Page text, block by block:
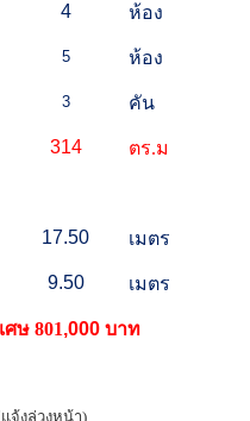
4 ห้อง
5 ห้อง
3 คัน
314 ตร.ม
17.50 เมตร
9.50 เมตร
ศษ 801,000 บาท
จ้งล่วงหน้า)